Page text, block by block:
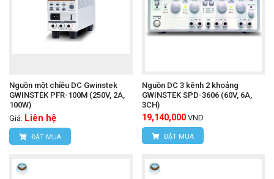
Nguồn một chiều DC Gwinstek
GWINSTEK PFR-100M (250V, 2A,
100W)
Giá: Liên hệ
ĐẶT MUA
Nguồn DC 3 kênh 2 khoảng
GWINSTEK SPD-3606 (60V, 6A,
3CH)
19,140,000 VND
ĐẶT MUA